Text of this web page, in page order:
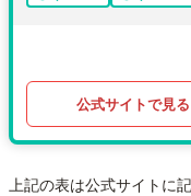
公式サイトで見る
上記の表は公式サイトに